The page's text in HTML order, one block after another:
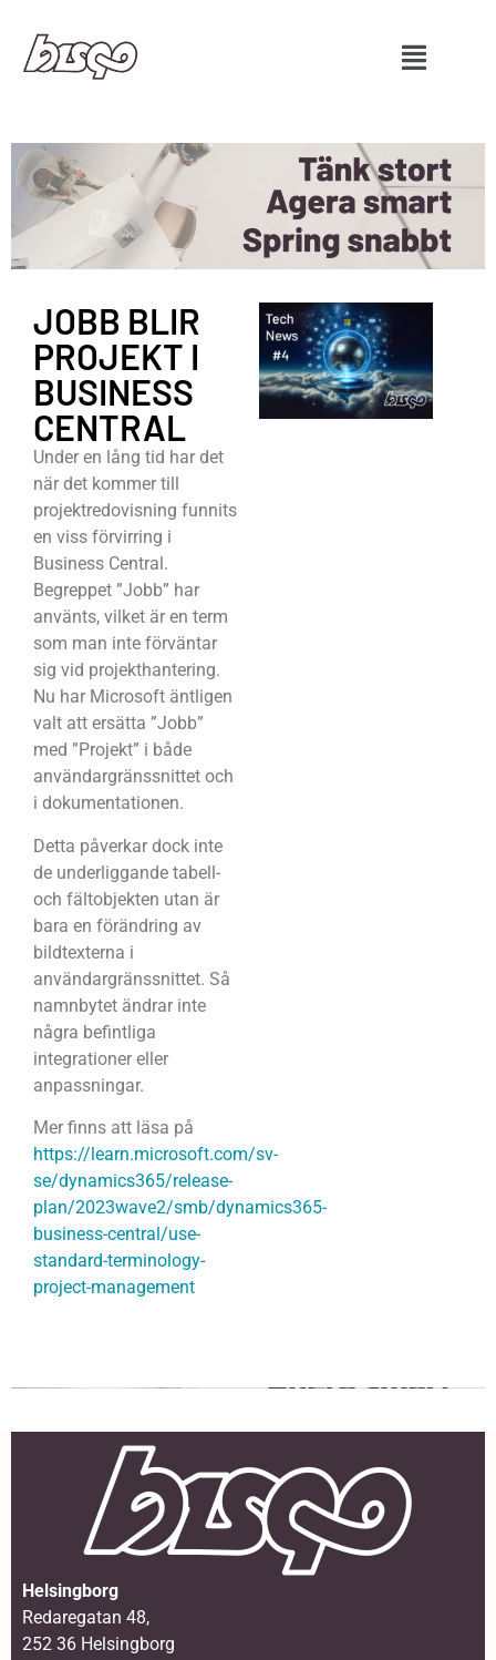
JOBB BLIR
PROJEKT I
BUSINESS
CENTRAL
Under en lång tid har det
när det kommer till
projektredovisning funnits
en viss förvirring i
Business Central.
Begreppet ”Jobb” har
använts, vilket är en term
som man inte förväntar
sig vid projekthantering.
Nu har Microsoft äntligen
valt att ersätta ”Jobb”
med ”Projekt” i både
användargränssnittet och
i dokumentationen.
Detta påverkar dock inte
de underliggande tabell-
och fältobjekten utan är
bara en förändring av
bildtexterna i
användargränssnittet. Så
namnbytet ändrar inte
några befintliga
integrationer eller
anpassningar.
Mer finns att läsa på
https://learn.microsoft.com/sv-
se/dynamics365/release-
plan/2023wave2/smb/dynamics365-
business-central/use-
standard-terminology-
project-management
Helsingborg
Redaregatan 48,
252 36 Helsingborg